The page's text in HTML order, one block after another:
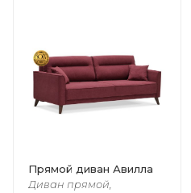
Прямой диван Авилла
Диван прямой,